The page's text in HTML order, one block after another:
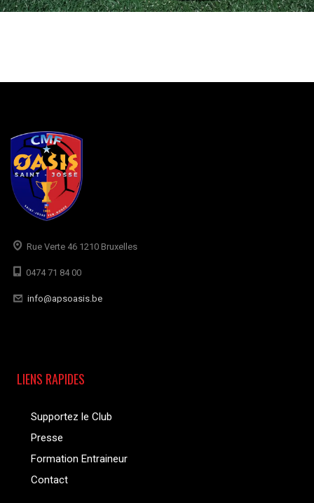
Rue Verte 46 1210 Bruxelles
0474 71 84 00
info@apsoasis.be
LIENS RAPIDES
Supportez le Club
Presse
Formation Entraineur
Contact